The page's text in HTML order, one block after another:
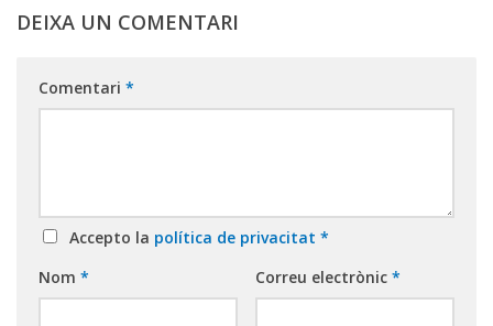
DEIXA UN COMENTARI
Comentari *
Accepto la política de privacitat *
Nom * Correu electrònic *